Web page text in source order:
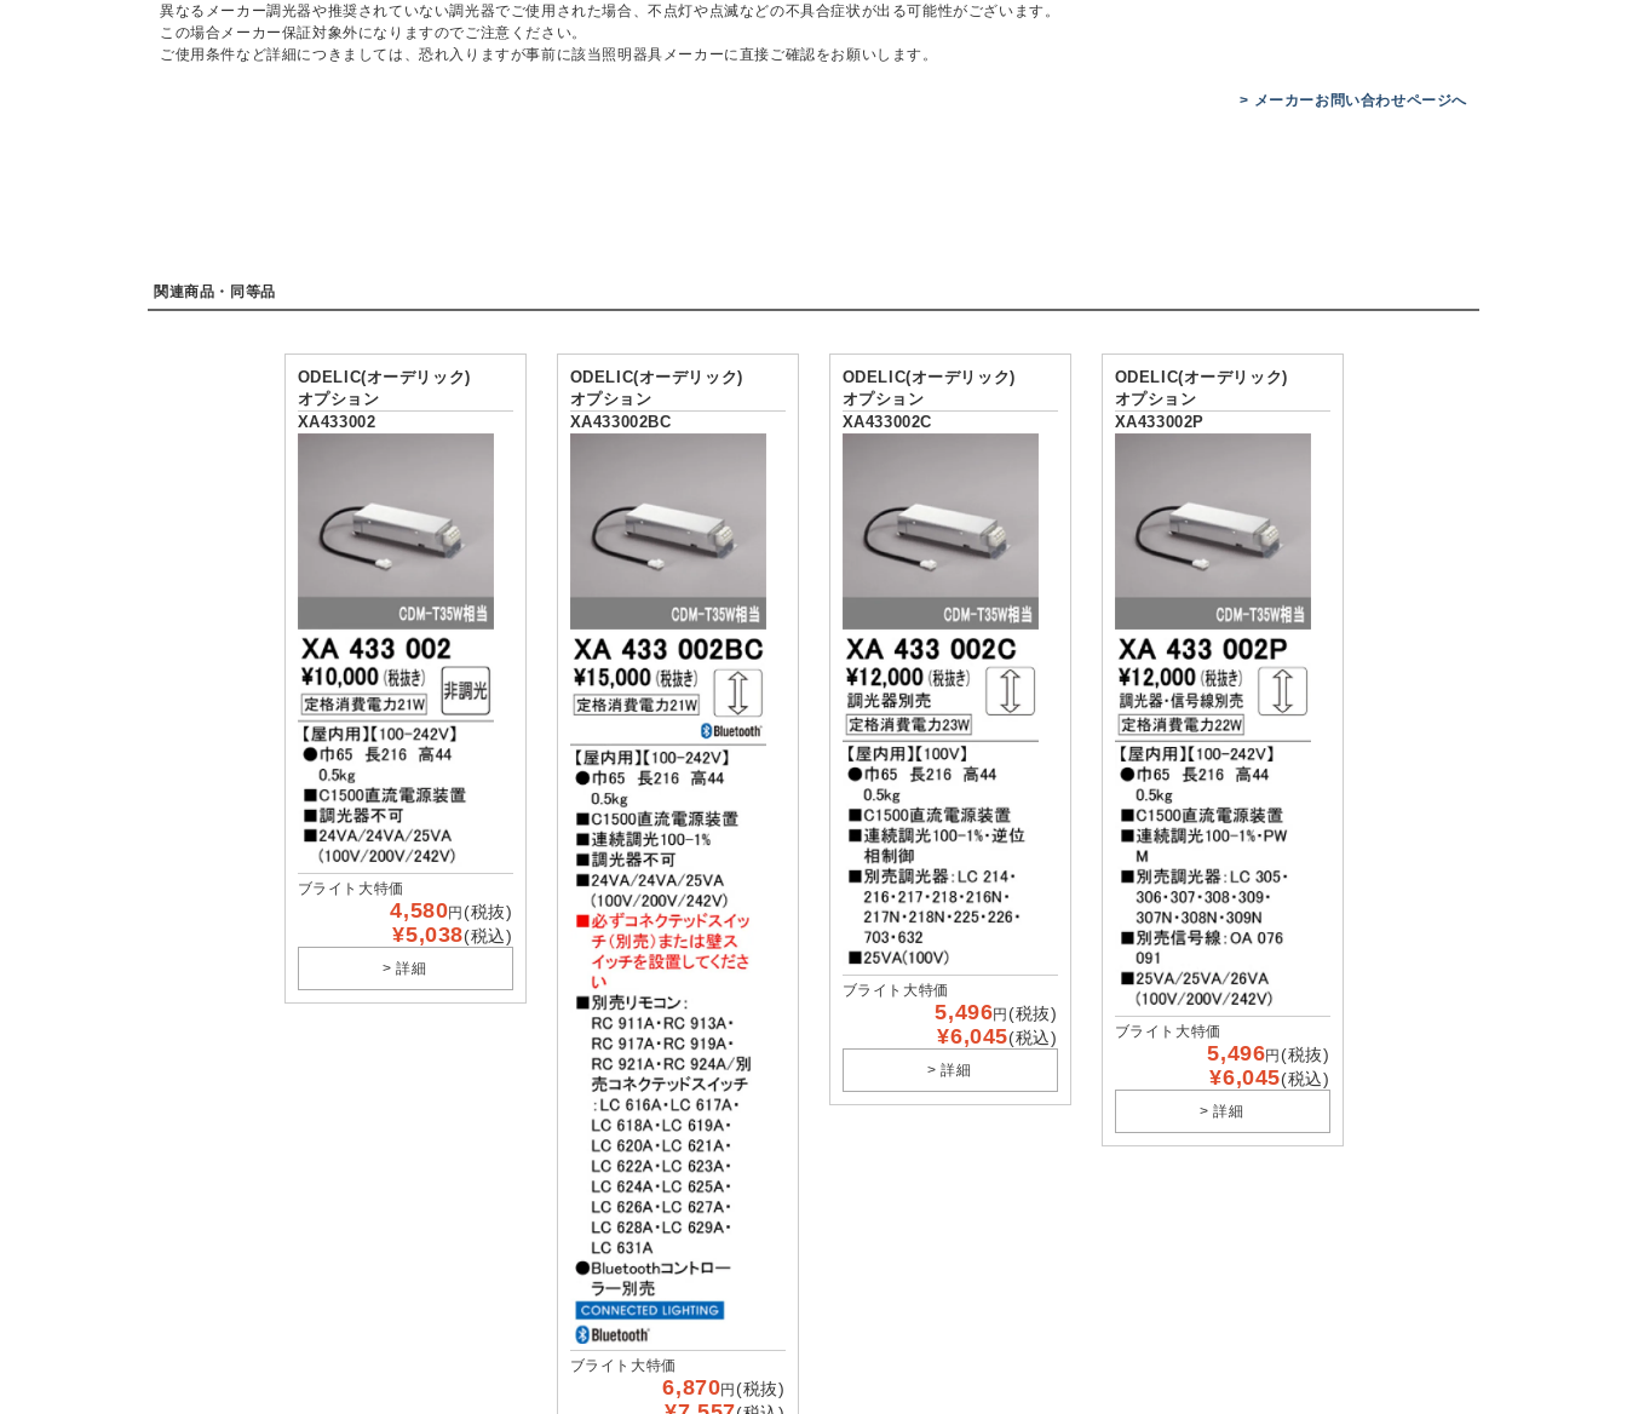
異なるメーカー調光器や推奨されていない調光器でご使用された場合、不点灯や点滅などの不具合症状が出る可能性がございます。
この場合メーカー保証対象外になりますのでご注意ください。
ご使用条件など詳細につきましては、恐れ入りますが事前に該当照明器具メーカーに直接ご確認をお願いします。
> メーカーお問い合わせページへ
関連商品・同等品
ODELIC(オーデリック)
オプション
XA433002
ブライト大特価
4,580円 (税抜)
¥5,038(税込)
> 詳細
ODELIC(オーデリック)
オプション
XA433002BC
ブライト大特価
6,870円 (税抜)
ODELIC(オーデリック)
オプション
XA433002C
ブライト大特価
5,496円 (税抜)
¥6,045(税込)
> 詳細
ODELIC(オーデリック)
オプション
XA433002P
ブライト大特価
5,496円 (税抜)
¥6,045(税込)
> 詳細